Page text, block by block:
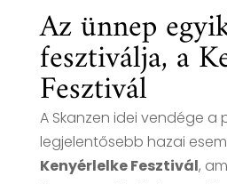
Az ünnep
fesztiválja, a
Fesztivál
A Skanzen idei vendége a
legjelentősebb hazai
Kenyérlelke Fesztivál,